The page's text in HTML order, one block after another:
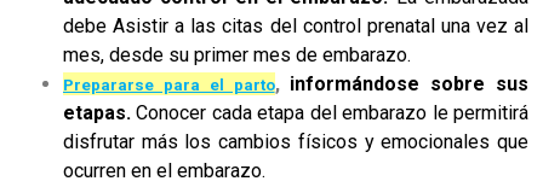
debe Asistir a las citas del control prenatal una vez al
mes, desde su primer mes de embarazo.
Prepararse para el parto,informándose sobre sus
etapas.Conocer cada etapa del embarazo le permitirá
disfrutar más los cambios físicos y emocionales que
ocurren en el embarazo.